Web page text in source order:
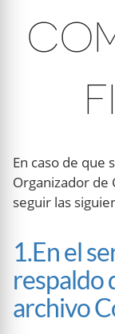
En caso de que
Organizador de
seguir las
1.En el
respaldo
archivo